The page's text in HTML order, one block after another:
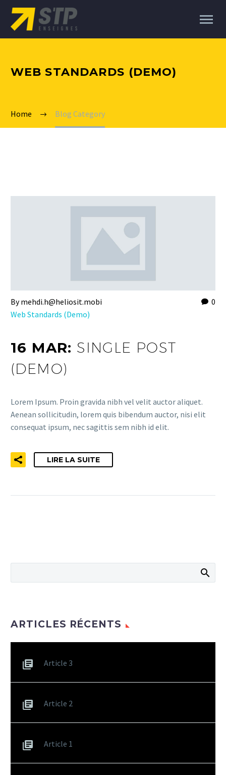
WEB STANDARDS (DEMO)
Home Blog Category
0
By mehdi.h@heliosit.mobi
Web Standards (Demo)
16 MAR: SINGLE POST
(DEMO)
Lorem Ipsum. Proin gravida nibh vel velit auctor aliquet.
Aenean sollicitudin, lorem quis bibendum auctor, nisi elit
consequat ipsum, nec sagittis sem nibh id elit.
LIRE LA SUITE
ARTICLES RÉCENTS
Article 3
Article 2
Article 1